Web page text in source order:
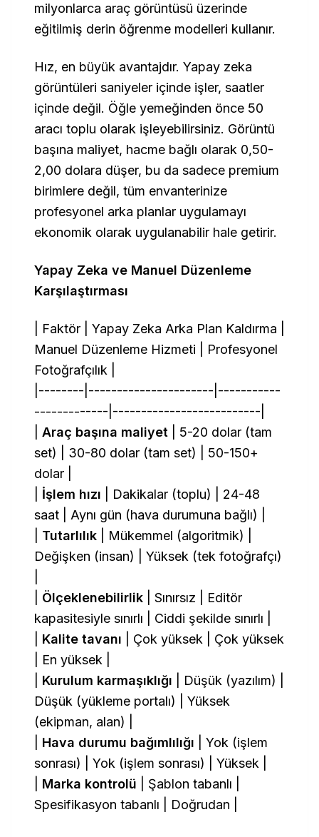
milyonlarca araç görüntüsü üzerinde
eğitilmiş derin öğrenme modelleri kullanır.
Hız, en büyük avantajdır. Yapay zeka
görüntüleri saniyeler içinde işler, saatler
içinde değil. Öğle yemeğinden önce 50
aracı toplu olarak işleyebilirsiniz. Görüntü
başına maliyet, hacme bağlı olarak 0,50-
2,00 dolara düşer, bu da sadece premium
birimlere değil, tüm envanterinize
profesyonel arka planlar uygulamayı
ekonomik olarak uygulanabilir hale getirir.
Yapay Zeka ve Manuel Düzenleme
Karşılaştırması
| Faktör | Yapay Zeka Arka Plan Kaldırma |
Manuel Düzenleme Hizmeti | Profesyonel
Fotoğrafçılık |
|--------|----------------------|-----------
-------------|--------------------------|
Araç başına maliyet | 5-20 dolar (tam
set) | 30-80 dolar (tam set) | 50-150+
dolar |
İşlem hızı | Dakikalar (toplu) | 24-48
saat | Aynı gün (hava durumuna bağlı) |
Tutarlılık | Mükemmel (algoritmik) |
Değişken (insan) | Yüksek (tek fotoğrafçı)
Ölçeklenebilirlik | Sınırsız | Editör
kapasitesiyle sınırlı | Ciddi şekilde sınırlı |
Kalite tavanı | Çok yüksek | Çok yüksek
| En yüksek |
Kurulum karmaşıklığı | Düşük (yazılım) |
Düşük (yükleme portalı) | Yüksek
(ekipman, alan) |
Hava durumu bağımlılığı | Yok (işlem
sonrası) | Yok (işlem sonrası) | Yüksek |
Marka kontrolü | Şablon tabanlı |
Spesifikasyon tabanlı | Doğrudan |